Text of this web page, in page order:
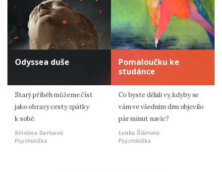
Odyssea duše
Starý příběh můžeme číst
jako obrazy cesty zpátky
k sobě.
Kristina Sarisová
Psycholožka
Pomaloučku ke
studánce
Co byste dělali vy, kdyby se
vám ve všedním dnu objevilo
pár minut navíc?
Lenka Šilerová
Psycholožka